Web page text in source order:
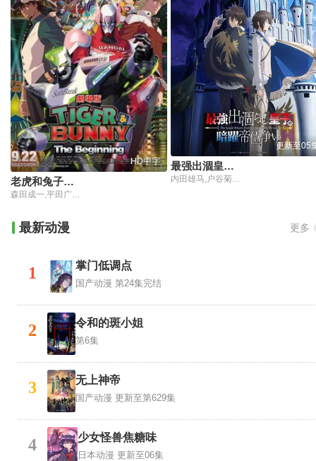
HD中字
老虎和兔子：诞生
更新至05
最强出涸皇子的暗跃帝位争夺
内田雄马,户谷菊之介,石见舞菜香,内田真礼,本渡枫,井上和彦,田丸笃志,竹内良太,斋贺光希,松冈祯丞,桑原由气,茅野爱衣,田中正彦
最新动漫 更多
1 掌门低调点
国产动漫 第24集完结
2 令和的斑小姐
第6集
3 无上神帝
国产动漫 更新至第629集
4 少女怪兽焦糖味
日本动漫 更新至06集